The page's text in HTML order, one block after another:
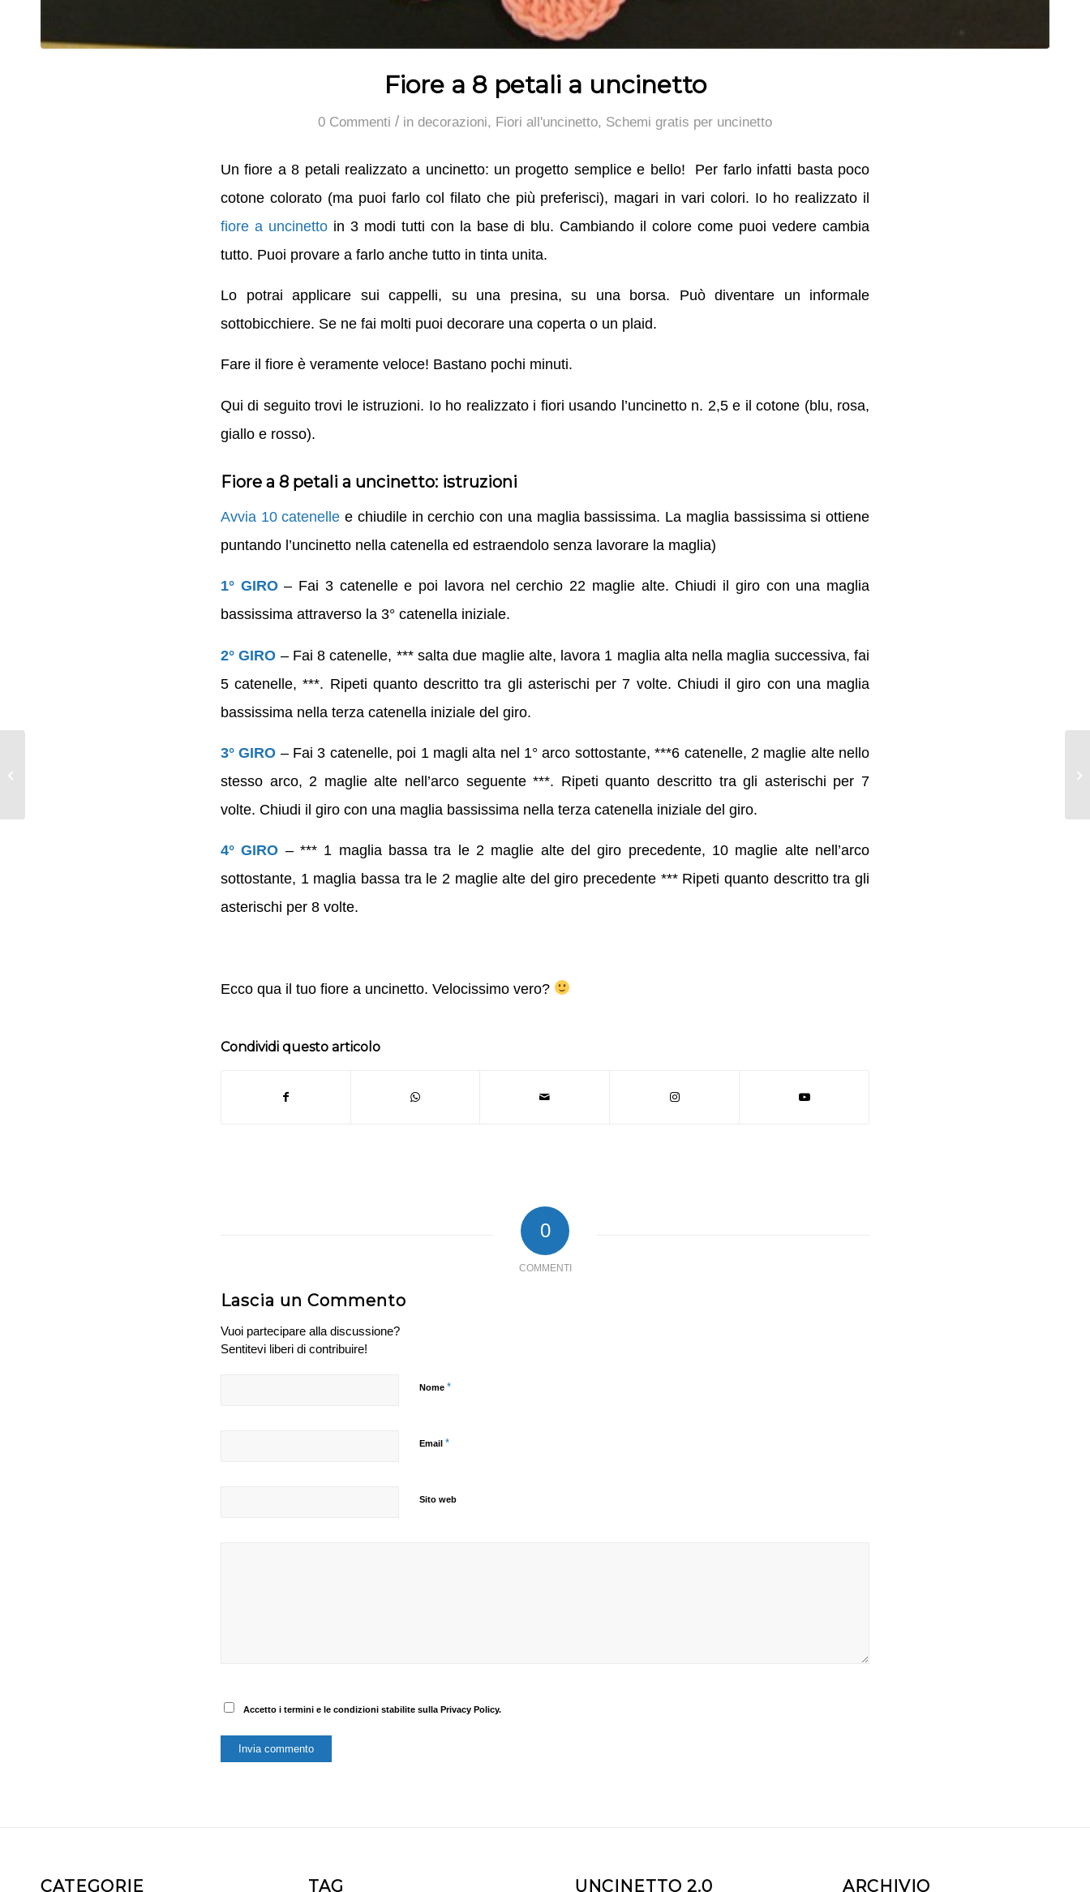
Fiore a 8 petali a uncinetto
0 Commenti / in decorazioni, Fiori all'uncinetto, Schemi gratis per uncinetto
Un fiore a 8 petali realizzato a uncinetto: un progetto semplice e bello! Per farlo infatti basta poco
cotone colorato (ma puoi farlo col filato che più preferisci), magari in vari colori. Io ho realizzato il
fiore a uncinettoin 3 modi tutti con la base di blu. Cambiando il colore come puoi vedere cambia
tutto. Puoi provare a farlo anche tutto in tinta unita.
Lo potrai applicare sui cappelli, su una presina, su una borsa. Può diventare un informale
sottobicchiere. Se ne fai molti puoi decorare una coperta o un plaid.
Fare il fiore è veramente veloce! Bastano pochi minuti.
Qui di seguito trovi le istruzioni. Io ho realizzato i fiori usando l’uncinetto n. 2,5 e il cotone (blu, rosa,
giallo e rosso).
Fiore a 8 petali a uncinetto: istruzioni
Avvia 10 catenelle e chiudile in cerchio con una maglia bassissima. La maglia bassissima si ottiene
puntando l’uncinetto nella catenella ed estraendolo senza lavorare la maglia)
1° GIRO– Fai 3 catenelle e poi lavora nel cerchio 22 maglie alte. Chiudi il giro con una maglia
bassissima attraverso la 3° catenella iniziale.
2° GIRO – Fai 8 catenelle, *** salta due maglie alte, lavora 1 maglia alta nella maglia successiva, fai
5 catenelle, ***. Ripeti quanto descritto tra gli asterischi per 7 volte. Chiudi il giro con una maglia
bassissima nella terza catenella iniziale del giro.
3° GIRO – Fai 3 catenelle, poi 1 magli alta nel 1° arco sottostante, ***6 catenelle, 2 maglie alte nello
stesso arco, 2 maglie alte nell’arco seguente ***. Ripeti quanto descritto tra gli asterischi per 7
volte. Chiudi il giro con una maglia bassissima nella terza catenella iniziale del giro.
4° GIRO – *** 1 maglia bassa tra le 2 maglie alte del giro precedente, 10 maglie alte nell’arco
sottostante, 1 maglia bassa tra le 2 maglie alte del giro precedente *** Ripeti quanto descritto tra gli
asterischi per 8 volte.
Ecco qua il tuo fiore a uncinetto. Velocissimo vero?
Condividi questo articolo
0
COMMENTI
Lascia un Commento
Vuoi partecipare alla discussione?
Sentitevi liberi di contribuire!
Nome *
Email *
Sito web
Accetto i termini e le condizioni stabilite sulla Privacy Policy.
CATEGORIE TAG UNCINETTO 2.0 ARCHIVIO